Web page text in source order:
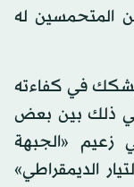
المتحمسين له
في كفاءته
في ذلك بين بعض
زعيم «الجبهة
الديمقراطي»